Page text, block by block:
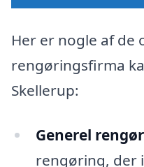
Her er nogle af de
rengøringsfirma
Skellerup:
Generel
rengøring, der